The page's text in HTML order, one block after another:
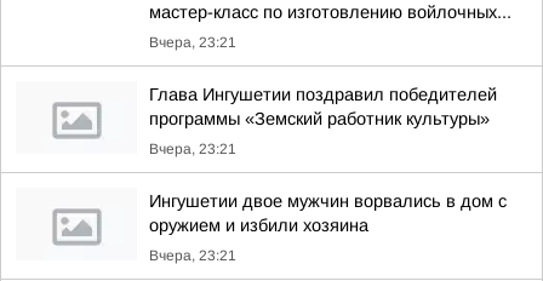
мастер-класс по изготовлению войлочных...
Вчера, 23:21
Глава Ингушетии поздравил победителей
программы «Земский работник культуры»
Вчера, 23:21
Ингушетии двое мужчин ворвались в дом с
оружием и избили хозяина
Вчера, 23:21